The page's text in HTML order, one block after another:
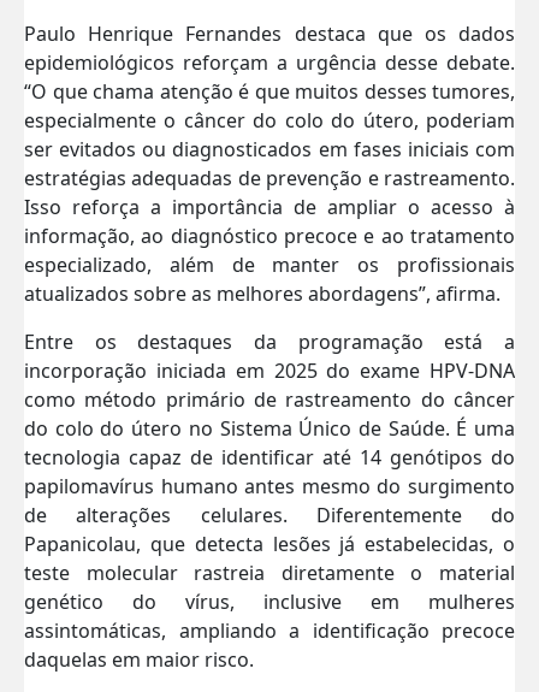
Paulo Henrique Fernandes destaca que os dados
epidemiológicos reforçam a urgência desse debate.
“O que chama atenção é que muitos desses tumores,
especialmente o câncer do colo do útero, poderiam
ser evitados ou diagnosticados em fases iniciais com
estratégias adequadas de prevenção e rastreamento.
Isso reforça a importância de ampliar o acesso à
informação, ao diagnóstico precoce e ao tratamento
especializado, além de manter os profissionais
atualizados sobre as melhores abordagens”, afirma.
Entre os destaques da programação está a
incorporação iniciada em 2025 do exame HPV-DNA
como método primário de rastreamento do câncer
do colo do útero no Sistema Único de Saúde. É uma
tecnologia capaz de identificar até 14 genótipos do
papilomavírus humano antes mesmo do surgimento
de alterações celulares. Diferentemente do
Papanicolau, que detecta lesões já estabelecidas, o
teste molecular rastreia diretamente o material
genético do vírus, inclusive em mulheres
assintomáticas, ampliando a identificação precoce
daquelas em maior risco.